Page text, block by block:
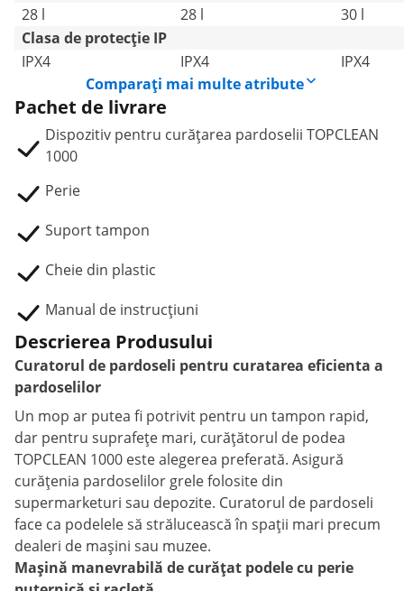
28 l
28 l
30 l
Clasa de protecție IP
IPX4
IPX4
IPX4
Comparați mai multe atribute
Pachet de livrare
Dispozitiv pentru curățarea pardoselii TOPCLEAN
1000
Perie
Suport tampon
Cheie din plastic
Manual de instrucțiuni
Descrierea Produsului
Curatorul de pardoseli pentru curatarea eficienta a
pardoselilor
Un mop ar putea fi potrivit pentru un tampon rapid,
dar pentru suprafețe mari, curățătorul de podea
TOPCLEAN 1000 este alegerea preferată. Asigură
curățenia pardoselilor grele folosite din
supermarketuri sau depozite. Curatorul de pardoseli
face ca podelele să strălucească în spații mari precum
dealeri de mașini sau muzee.
Mașină manevrabilă de curățat podele cu perie